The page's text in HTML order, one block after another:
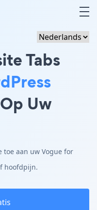
Tabs
Uw
toe aan uw Vogue for
hoofdpijn.